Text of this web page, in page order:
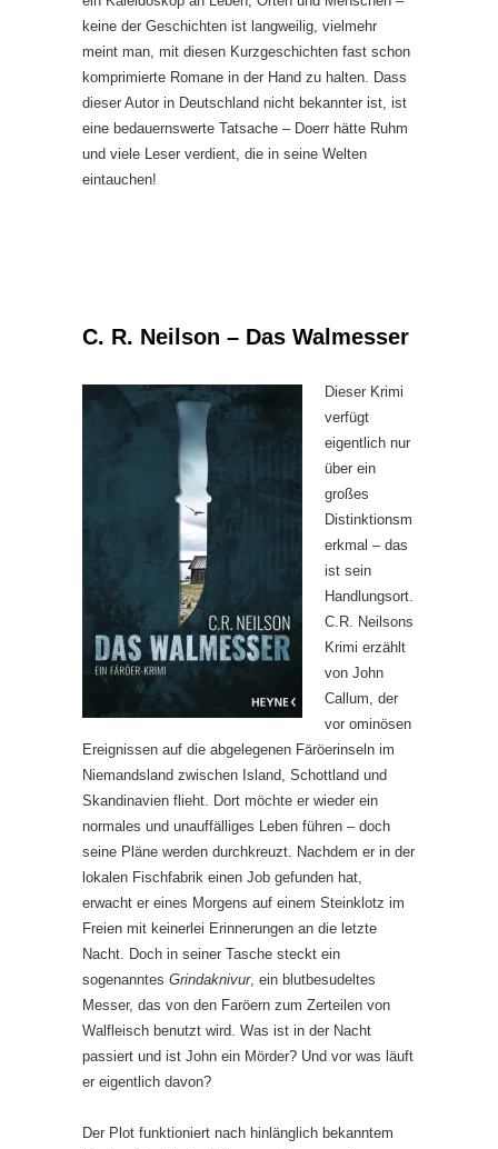
keine der Geschichten ist langweilig, vielmehr
meint man, mit diesen Kurzgeschichten fast schon
komprimierte Romane in der Hand zu halten. Dass
dieser Autor in Deutschland nicht bekannter ist, ist
eine bedauernswerte Tatsache – Doerr hätte Ruhm
und viele Leser verdient, die in seine Welten
eintauchen!
C. R. Neilson – Das Walmesser
Dieser Krimi
verfügt
eigentlich nur
über ein
großes
Distinktionsm
erkmal – das
ist sein
Handlungsort.
C.R. Neilsons
Krimi erzählt
von John
Callum, der
vor ominösen
Ereignissen auf die abgelegenen Färöerinseln im
Niemandsland zwischen Island, Schottland und
Skandinavien flieht. Dort möchte er wieder ein
normales und unauffälliges Leben führen – doch
seine Pläne werden durchkreuzt. Nachdem er in der
lokalen Fischfabrik einen Job gefunden hat,
erwacht er eines Morgens auf einem Steinklotz im
Freien mit keinerlei Erinnerungen an die letzte
Nacht. Doch in seiner Tasche steckt ein
sogenanntes Grindaknivur, ein blutbesudeltes
Messer, das von den Faröern zum Zerteilen von
Walfleisch benutzt wird. Was ist in der Nacht
passiert und ist John ein Mörder? Und vor was läuft
er eigentlich davon?
Der Plot funktioniert nach hinlänglich bekanntem